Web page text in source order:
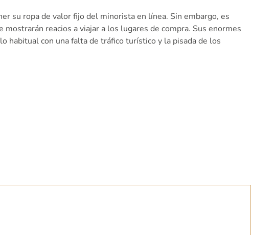
su ropa de valor fijo del minorista en línea. Sin embargo, es
reacios a viajar a los lugares de compra. Sus enormes
habitual con una falta de tráfico turístico y la pisada de los